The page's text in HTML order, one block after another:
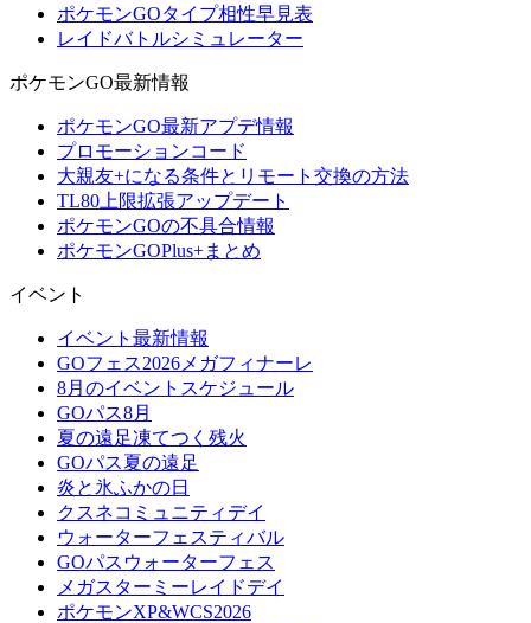
ポケモンGOタイプ相性早見表
レイドバトルシミュレーター
ポケモンGO最新情報
ポケモンGO最新アプデ情報
プロモーションコード
大親友+になる条件とリモート交換の方法
TL80上限拡張アップデート
ポケモンGOの不具合情報
ポケモンGOPlus+まとめ
イベント
イベント最新情報
GOフェス2026メガフィナーレ
8月のイベントスケジュール
GOパス8月
夏の遠足凍てつく残火
GOパス夏の遠足
炎と氷ふかの日
クスネコミュニティデイ
ウォーターフェスティバル
GOパスウォーターフェス
メガスターミーレイドデイ
ポケモンXP&WCS2026